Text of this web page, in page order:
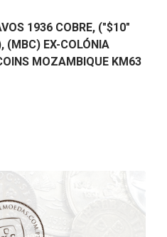
1936 COBRE, ("$10"
(MBC) EX-COLÓNIA
MOZAMBIQUE KM63